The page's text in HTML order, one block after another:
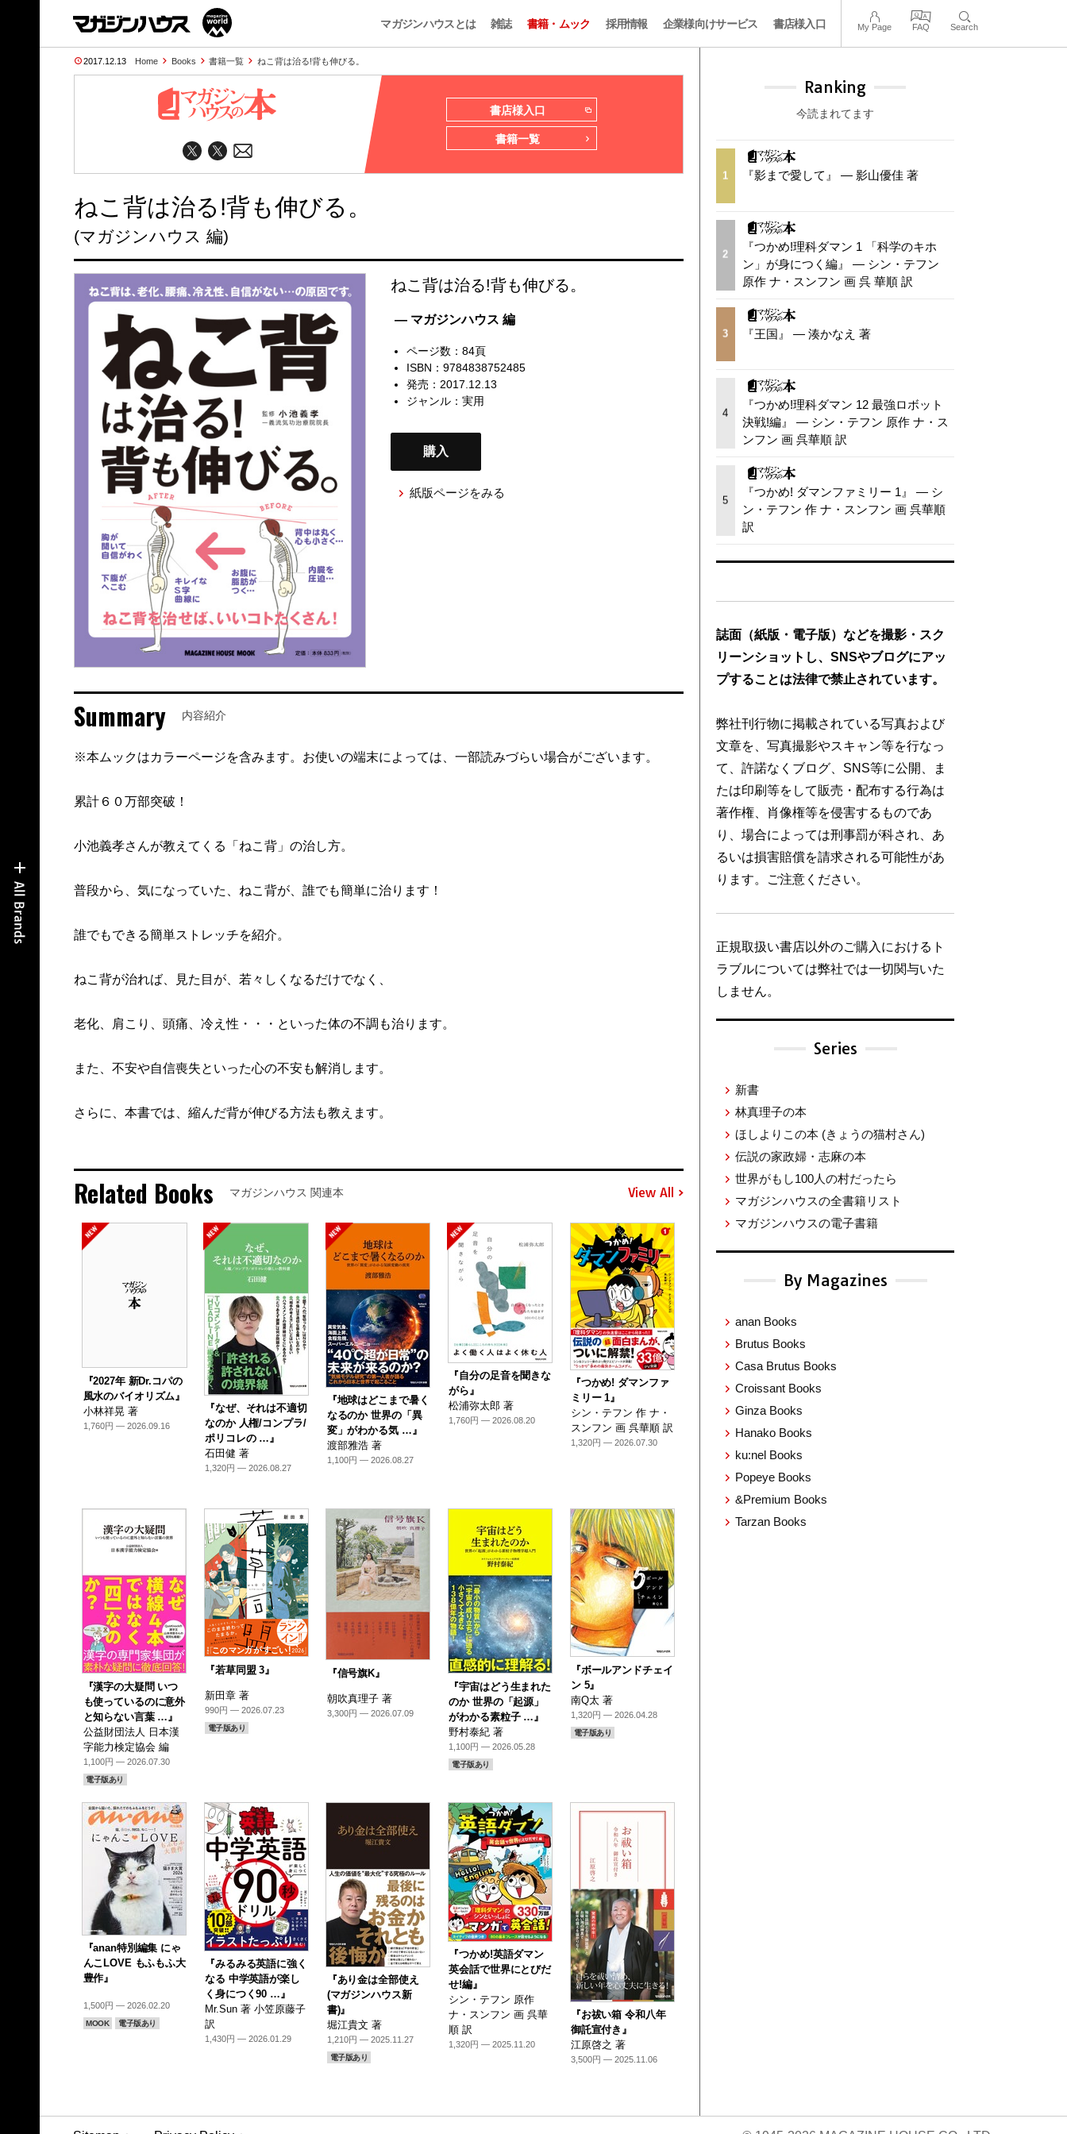
マガジンハウスとは 雑誌 書籍・ムック 採用情報 企業様向けサービス 書店様入口 My Page FAQ Search
2017.12.13 Home Books 書籍一覧 ねこ背は治る!背も伸びる。
書店様入口
書籍一覧
ねこ背は治る!背も伸びる。
(マガジンハウス 編)
ねこ背は治る!背も伸びる。
— マガジンハウス 編
ページ数：84頁
ISBN：9784838752485
発売：2017.12.13
ジャンル： 実用
購入
紙版ページをみる
Summary 内容紹介
※本ムックはカラーページを含みます。お使いの端末によっては、一部読みづらい場合がございます。
累計６０万部突破！
小池義孝さんが教えてくる「ねこ背」の治し方。
普段から、気になっていた、ねこ背が、誰でも簡単に治ります！
誰でもできる簡単ストレッチを紹介。
ねこ背が治れば、見た目が、若々しくなるだけでなく、
老化、肩こり、頭痛、冷え性・・・といった体の不調も治ります。
また、不安や自信喪失といった心の不安も解消します。
さらに、本書では、縮んだ背が伸びる方法も教えます。
Related Books マガジンハウス 関連本 View All
『2027年 新Dr.コパの
風水のバイオリズム』
小林祥晃 著
1,760円 — 2026.09.16
『なぜ、それは不適切
なのか 人権/コンプラ/
ポリコレの …』
石田健 著
1,320円 — 2026.08.27
『地球はどこまで暑く
なるのか 世界の「異
変」がわかる気 …』
渡部雅浩 著
1,100円 — 2026.08.27
『自分の足音を聞きな
がら』
松浦弥太郎 著
1,760円 — 2026.08.20
『つかめ! ダマンファ
ミリー 1』
シン・テフン 作 ナ・
スンフン 画 呉華順 訳
1,320円 — 2026.07.30
『漢字の大疑問 いつ
も使っているのに意外
と知らない言葉 …』
公益財団法人 日本漢
字能力検定協会 編
1,100円 — 2026.07.30
電子版あり
『若草同盟 3』
新田章 著
990円 — 2026.07.23
電子版あり
『信号旗K』
朝吹真理子 著
3,300円 — 2026.07.09
『宇宙はどう生まれた
のか 世界の「起源」
がわかる素粒子 …』
野村泰紀 著
1,100円 — 2026.05.28
電子版あり
『ボールアンドチェイ
ン 5』
南Q太 著
1,320円 — 2026.04.28
電子版あり
『anan特別編集 にゃ
んこLOVE もふもふ大
豊作』
1,500円 — 2026.02.20
MOOK 電子版あり
『みるみる英語に強く
なる 中学英語が楽し
く身につく90 …』
Mr.Sun 著 小笠原藤子
訳
1,430円 — 2026.01.29
『あり金は全部使え
(マガジンハウス新
書)』
堀江貴文 著
1,210円 — 2025.11.27
電子版あり
『つかめ!英語ダマン
英会話で世界にとびだ
せ!編』
シン・テフン 原作
ナ・スンフン 画 呉華
順 訳
1,320円 — 2025.11.20
『お祓い箱 令和八年
御託宣付き』
江原啓之 著
3,500円 — 2025.11.06
Ranking
今読まれてます
1 『影まで愛して』 — 影山優佳 著
2
『つかめ!理科ダマン 1 「科学のキホ
ン」が身につく編』 — シン・テフン
原作 ナ・スンフン 画 呉 華順 訳
3 『王国』 — 湊かなえ 著
4
『つかめ!理科ダマン 12 最強ロボット
決戦!編』 — シン・テフン 原作 ナ・ス
ンフン 画 呉華順 訳
5
『つかめ! ダマンファミリー 1』 — シ
ン・テフン 作 ナ・スンフン 画 呉華順
訳
誌面（紙版・電子版）などを撮影・スク
リーンショットし、SNSやブログにアッ
プすることは法律で禁止されています。
弊社刊行物に掲載されている写真および
文章を、写真撮影やスキャン等を行なっ
て、許諾なくブログ、SNS等に公開、ま
たは印刷等をして販売・配布する行為は
著作権、肖像権等を侵害するものであ
り、場合によっては刑事罰が科され、あ
るいは損害賠償を請求される可能性があ
ります。ご注意ください。
正規取扱い書店以外のご購入におけるト
ラブルについては弊社では一切関与いた
しません。
Series
新書
林真理子の本
ほしよりこの本 (きょうの猫村さん)
伝説の家政婦・志麻の本
世界がもし100人の村だったら
マガジンハウスの全書籍リスト
マガジンハウスの電子書籍
By Magazines
anan Books
Brutus Books
Casa Brutus Books
Croissant Books
Ginza Books
Hanako Books
ku:nel Books
Popeye Books
&Premium Books
Tarzan Books